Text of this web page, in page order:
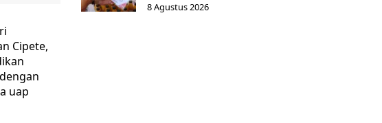
Cipete,
uap
8 Agustus 2026